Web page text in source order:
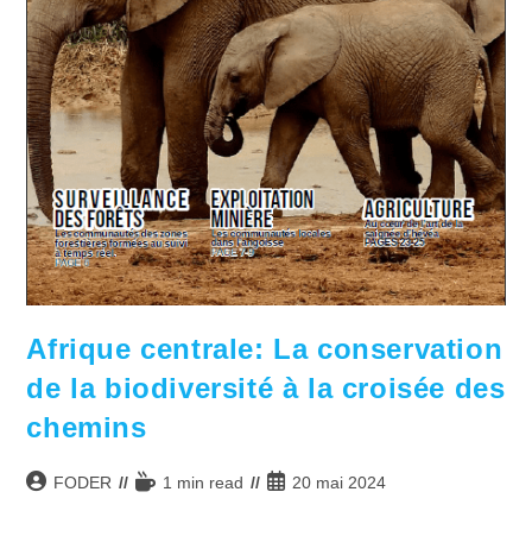
Afrique centrale: La conservation
de la biodiversité à la croisée des
chemins
Auteur/autrice
FODER
Temps1 min read
Publication
20 mai 2024